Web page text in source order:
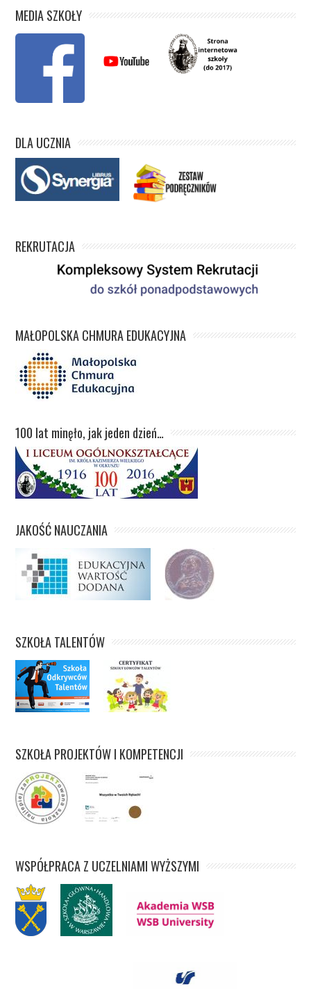
MEDIA SZKOŁY
DLA UCZNIA
REKRUTACJA
MAŁOPOLSKA CHMURA EDUKACYJNA
100 lat minęło, jak jeden dzień…
JAKOŚĆ NAUCZANIA
SZKOŁA TALENTÓW
SZKOŁA PROJEKTÓW I KOMPETENCJI
WSPÓŁPRACA Z UCZELNIAMI WYŻSZYMI